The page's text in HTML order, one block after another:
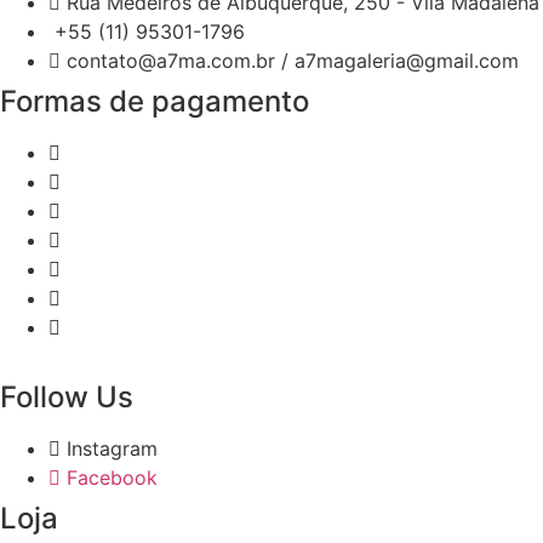
+55 (11) 95301-1796
contato@a7ma.com.br / a7magaleria@gmail.com
Formas de pagamento
Follow Us
Instagram
Facebook
Loja